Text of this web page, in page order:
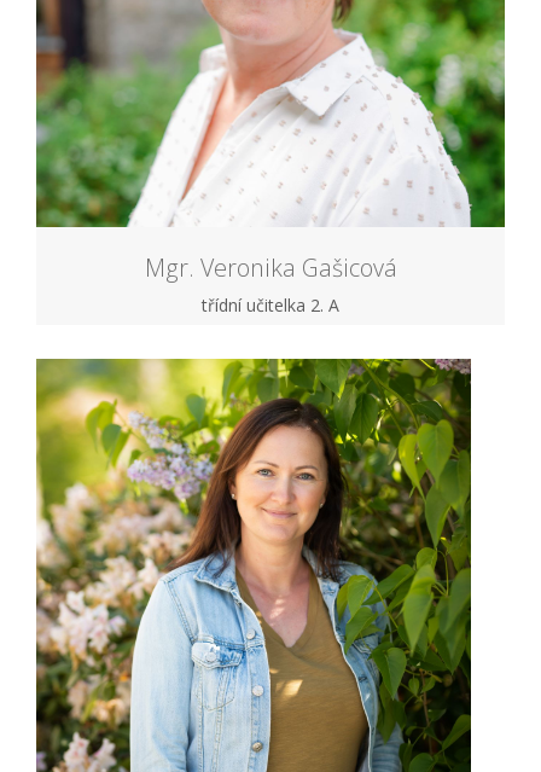
Mgr. Veronika Gašicová
třídní učitelka 2. A